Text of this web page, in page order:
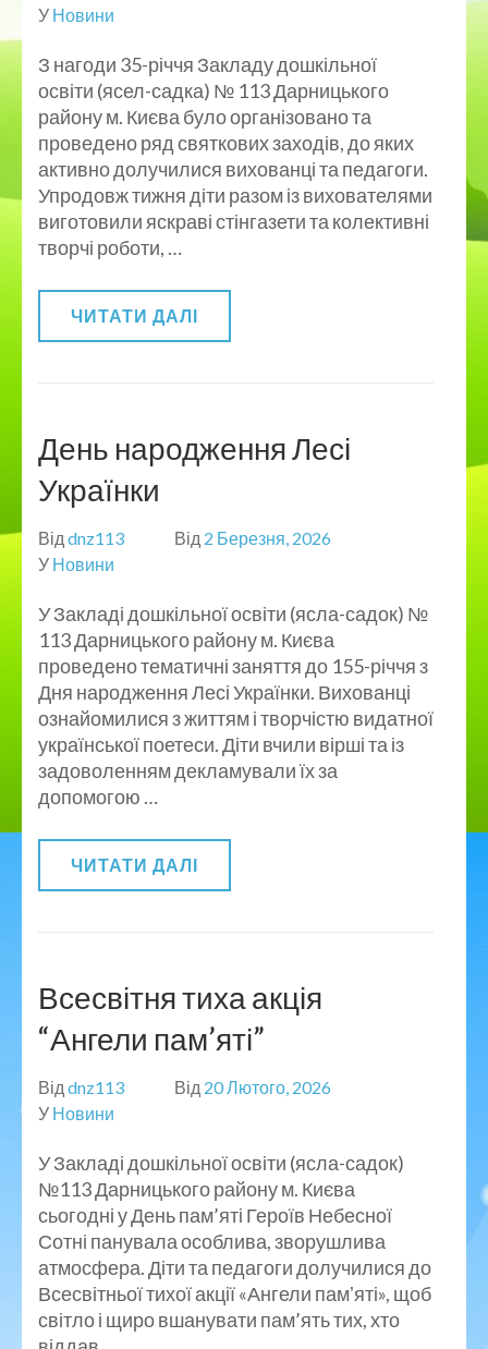
У Новини
З нагоди 35-річчя Закладу дошкільної
освіти (ясел-садка) № 113 Дарницького
району м. Києва було організовано та
проведено ряд святкових заходів, до яких
активно долучилися вихованці та педагоги.
Упродовж тижня діти разом із вихователями
виготовили яскраві стінгазети та колективні
творчі роботи, …
ЧИТАТИ ДАЛІ
День народження Лесі
Українки
Від dnz113 Від 2 Березня, 2026
У Новини
У Закладі дошкільної освіти (ясла-садок) №
113 Дарницького району м. Києва
проведено тематичні заняття до 155-річчя з
Дня народження Лесі Українки. Вихованці
ознайомилися з життям і творчістю видатної
української поетеси. Діти вчили вірші та із
задоволенням декламували їх за
допомогою …
ЧИТАТИ ДАЛІ
Всесвітня тиха акція
“Ангели пам’яті”
Від dnz113 Від 20 Лютого, 2026
У Новини
У Закладі дошкільної освіти (ясла-садок)
№113 Дарницького району м. Києва
сьогодні у День пам’яті Героїв Небесної
Сотні панувала особлива, зворушлива
атмосфера. Діти та педагоги долучилися до
Всесвітньої тихої акції «Ангели памʼяті», щоб
світло і щиро вшанувати пам’ять тих, хто